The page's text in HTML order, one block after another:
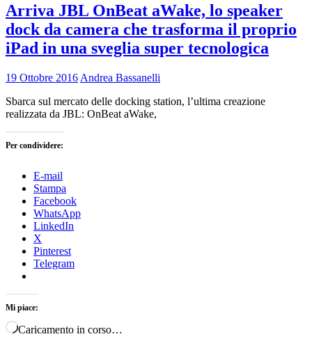
Arriva JBL OnBeat aWake, lo speaker
dock da camera che trasforma il proprio
iPad in una sveglia super tecnologica
19 Ottobre 2016 Andrea Bassanelli
Sbarca sul mercato delle docking station, l’ultima creazione
realizzata da JBL: OnBeat aWake,
Per condividere:
E-mail
Stampa
Facebook
WhatsApp
LinkedIn
X
Pinterest
Telegram
Mi piace:
Caricamento in corso…